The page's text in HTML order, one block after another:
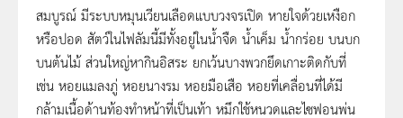
สมบูรณ์ มีระบบหมุนเวียนเลือดแบบวงจรเปิด หายใจด้วยเหงือก
หรือปอด สัตว์ในไฟลัมนี้มีทั้งอยู่ในน้ำจืด น้ำเค็ม น้ำกร่อย บนบก
บนต้นไม้ ส่วนใหญ่หากินอิสระ ยกเว้นบางพวกยึดเกาะติดกับที่
เช่น หอยแมลงภู่ หอยนางรม หอยมือเสือ หอยที่เคลื่อนที่ได้มี
กล้ามเนื้อด้านท้องทำหน้าที่เป็นเท้า หมึกใช้หนวดและไซฟอนพ่น